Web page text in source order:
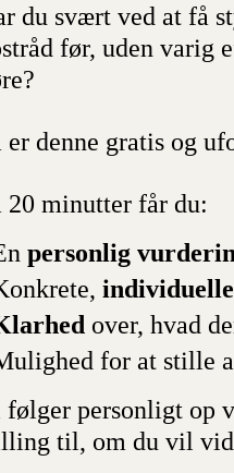
du svært ved at få
før, uden varig
er denne gratis og
20 minutter får du:
personlig
over, hvad
for at stille
personligt op
til, om du vil